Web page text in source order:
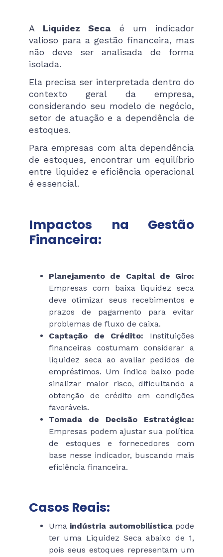
A Liquidez Seca é um indicador
valioso para a gestão financeira, mas
não deve ser analisada de forma
isolada.
Ela precisa ser interpretada dentro do
contexto geral da empresa,
considerando seu modelo de negócio,
setor de atuação e a dependência de
estoques.
Para empresas com alta dependência
de estoques, encontrar um equilíbrio
entre liquidez e eficiência operacional
é essencial.
Impactos na Gestão
Financeira:
Planejamento de Capital de Giro:
Empresas com baixa liquidez seca
deve otimizar seus recebimentos e
prazos de pagamento para evitar
problemas de fluxo de caixa.
Captação de Crédito: Instituições
financeiras costumam considerar a
liquidez seca ao avaliar pedidos de
empréstimos. Um índice baixo pode
sinalizar maior risco, dificultando a
obtenção de crédito em condições
favoráveis.
Tomada de Decisão Estratégica:
Empresas podem ajustar sua política
de estoques e fornecedores com
base nesse indicador, buscando mais
eficiência financeira.
Casos Reais:
Uma indústria automobilísticapode
ter uma Liquidez Seca abaixo de 1,
pois seus estoques representam um